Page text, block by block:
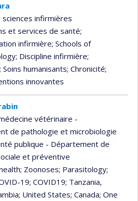
sciences infirmières
et services de santé;
infirmière; Schools of
; Discipline infirmière;
; Soins humanisants; Chronicité;
innovantes
vétérinaire -
de pathologie et microbiologie
publique - Département de
et préventive
; Zoonoses; Parasitology;
19; COVID19; Tanzania,
; United States; Canada; One